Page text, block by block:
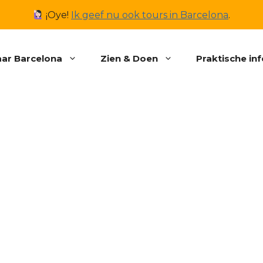
¡Oye! Ik geef nu ook tours in Barcelona.
Barcelona Zien & Doen Praktische